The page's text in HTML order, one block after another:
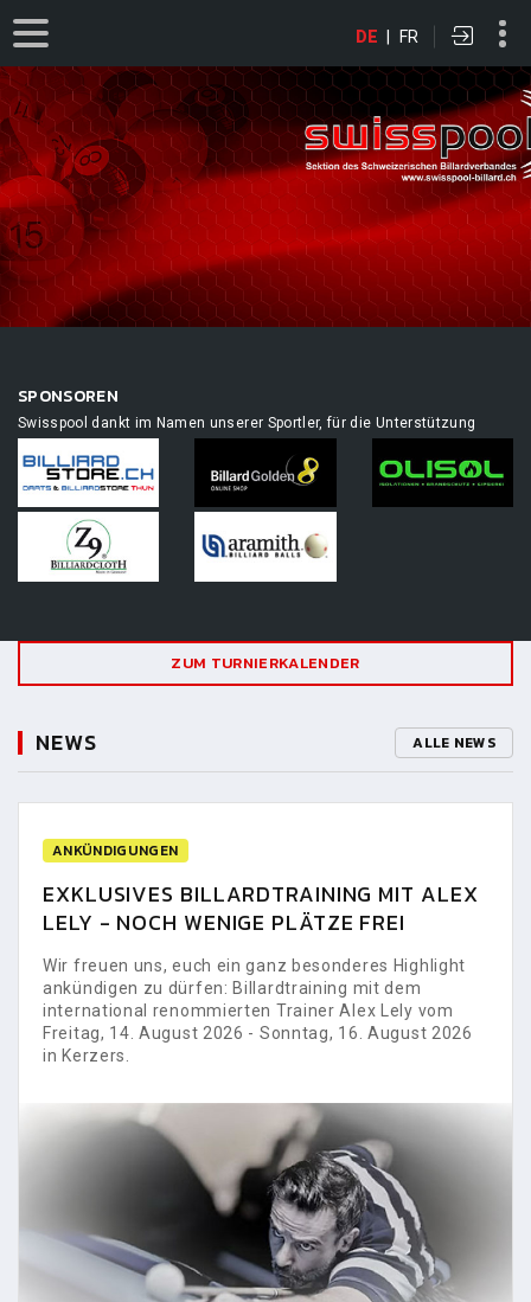
DE | FR
SPONSOREN
Swisspool dankt im Namen unserer Sportler, für die Unterstützung
ZUM TURNIERKALENDER
NEWS ALLE NEWS
ANKÜNDIGUNGEN
EXKLUSIVES BILLARDTRAINING MIT ALEX
LELY - NOCH WENIGE PLÄTZE FREI
Wir freuen uns, euch ein ganz besonderes Highlight
ankündigen zu dürfen: Billardtraining mit dem
international renommierten Trainer Alex Lely vom
Freitag, 14. August 2026 - Sonntag, 16. August 2026
in Kerzers.